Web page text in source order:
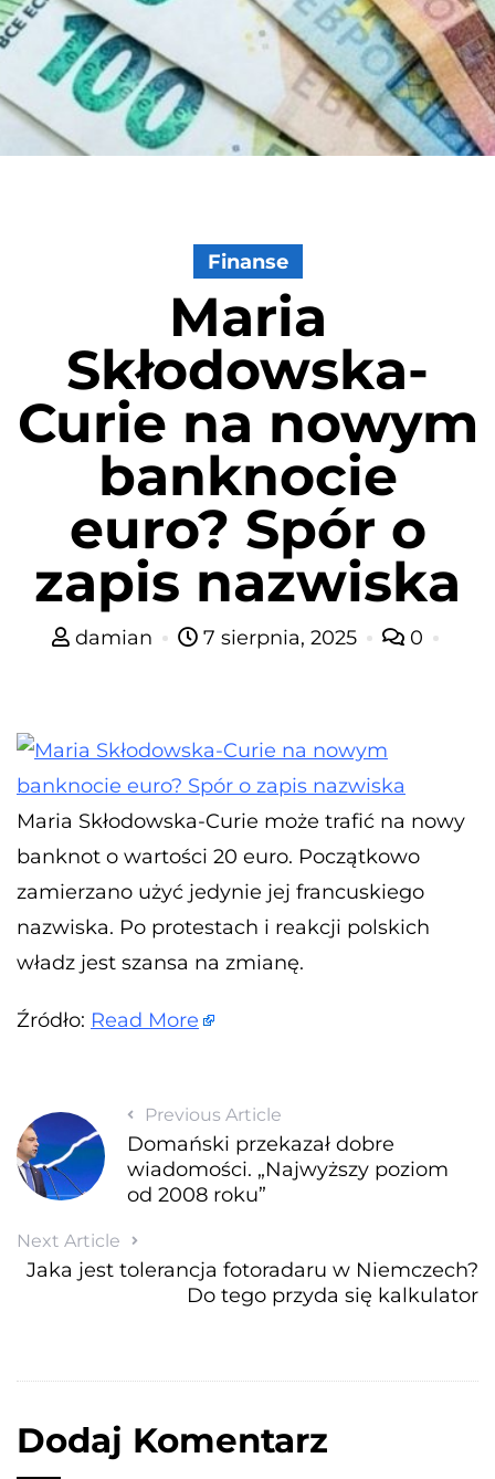
Finanse
Maria
Skłodowska-
Curie na nowym
banknocie
euro? Spór o
zapis nazwiska
damian 7 sierpnia, 2025 0
​Maria Skłodowska-Curie może trafić na nowy
banknot o wartości 20 euro. Początkowo
zamierzano użyć jedynie jej francuskiego
nazwiska. Po protestach i reakcji polskich
władz jest szansa na zmianę.
Źródło: Read More
Previous Article
Domański przekazał dobre
wiadomości. „Najwyższy poziom
od 2008 roku”
Next Article
Jaka jest tolerancja fotoradaru w Niemczech?
Do tego przyda się kalkulator
Dodaj Komentarz